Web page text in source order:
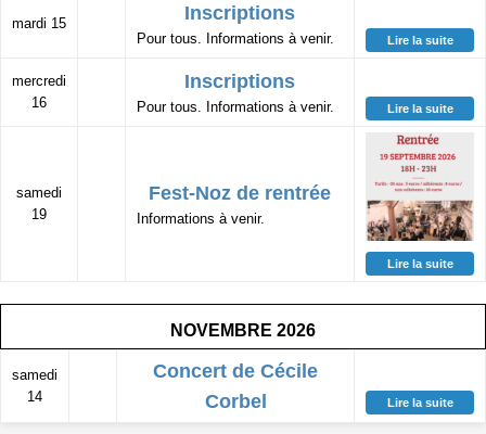
o
mardi 15 Inscriptions
Pour tous. Informations à venir. Lire la suite
mercredi
16
Inscriptions
Pour tous. Informations à venir. Lire la suite
samedi
19
Fest-Noz de rentrée
Informations à venir.
Lire la suite
NOVEMBRE 2026
samedi
14
Concert de Cécile
Corbel
Lire la suite